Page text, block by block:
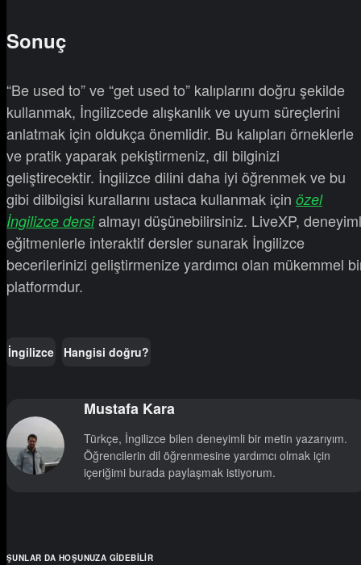
Sonuç
“Be used to” ve “get used to” kalıplarını doğru şekilde
kullanmak, İngilizcede alışkanlık ve uyum süreçlerini
anlatmak için oldukça önemlidir. Bu kalıpları örneklerle
ve pratik yaparak pekiştirmeniz, dil bilginizi
geliştirecektir. İngilizce dilini daha iyi öğrenmek ve bu
gibi dilbilgisi kurallarını ustaca kullanmak için özel
İngilizce dersialmayı düşünebilirsiniz. LiveXP,
eğitmenlerle interaktif dersler sunarak İngilizce
becerilerinizi geliştirmenize yardımcı olan mükemmel
platformdur.
İngilizce Hangisi doğru?
Mustafa Kara
Türkçe, İngilizce bilen deneyimli bir metin yazarıyım.
Öğrencilerin dil öğrenmesine yardımcı olmak için
içeriğimi burada paylaşmak istiyorum.
ŞUNLAR DA HOŞUNUZA GIDEBILIR